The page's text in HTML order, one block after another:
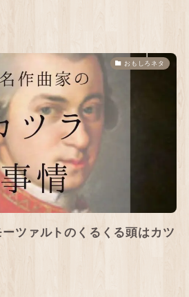
おもしろネタ
ーツァルトのくるくる頭はカツ